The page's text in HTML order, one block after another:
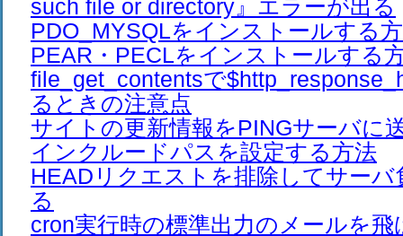
such file or directory』エラーが出る
PDO_MYSQLをインストールする
PEAR・PECLをインストールする
file_get_contentsで
るときの注意点
サイトの更新情報をPINGサーバに
インクルードパスを設定する方法
HEADリクエストを排除してサーバ
る
cron実行時の標準出力のメールを